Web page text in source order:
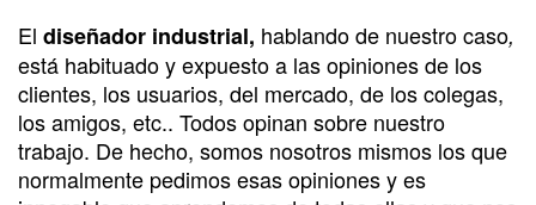
El diseñador industrial, hablando de nuestro caso,
está habituado y expuesto a las opiniones de los
clientes, los usuarios, del mercado, de los colegas,
los amigos, etc.. Todos opinan sobre nuestro
trabajo. De hecho, somos nosotros mismos los que
normalmente pedimos esas opiniones y es